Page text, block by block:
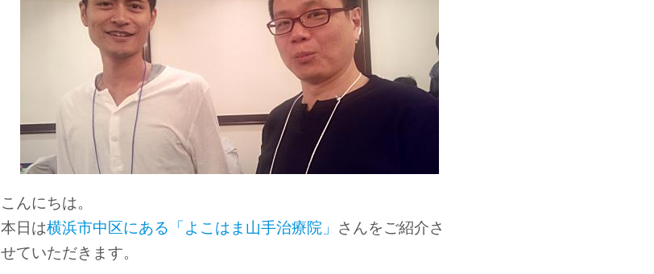
こんにちは。
本日は横浜市中区にある「よこはま山手治療院」 さんをご紹介さ
せていただきます。